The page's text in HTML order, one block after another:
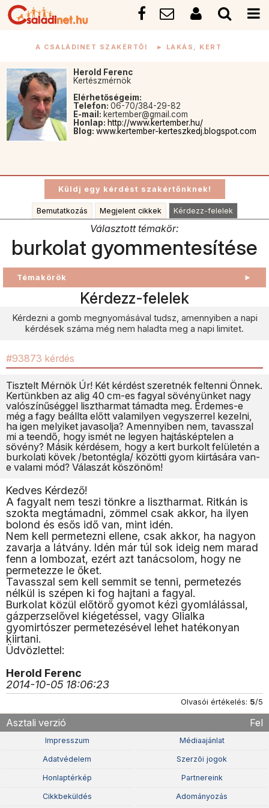
A CSALÁDINET SZAKÉRTŐI ► LAKÁS, KERT
Herold Ferenc
Kertészmérnök
Elérhetőségeim:
Telefon: 06-70/384-29-82
E-mail: kertember@gmail.com
Honlap: http://www.kertember.hu/
Blog: www.kertember-kerteszkedj.blogspot.com
Bemutatkozás Megjelent cikkek Kérdezz-felelek
Választott témakör:
burkolat gyommentesítése
Témakörök ►
Kérdezz-felelek
Kérdezni a gomb megnyomásával tudsz, amennyiben a napi
kérdések száma még nem haladta meg a napi limitet.
#93873 kérdés
Tisztelt Mérnök Úr! Két kérdést szeretnék feltenni Önnek.
Kertünkben az alig 40 cm-es fagyal sövényünket nagy
valószínűséggel lisztharmat támadta meg. Érdemes-e
még a fagy beállta előtt valamilyen vegyszerrel kezelni,
ha igen melyiket javasolja? Amennyiben nem, tavasszal
mi a teendő, hogy ismét ne legyen hajtásképtelen a
sövény? Másik kérdésem, hogy a kert burkolt felületén a
burkolati kövek /betontégla/ közötti gyom kiirtására van-
e valami mód? Válaszát köszönöm!
Kedves Kérdező!
A fagyalt nem teszi tönkre a lisztharmat. Ritkán is
szokta megtámadni, zömmel csak akkor, ha ilyen
bolond és esős idő van, mint idén.
Nem kell permetezni ellene, csak akkor, ha nagyon
zavarja a látvány. Idén már túl sok ideig nem marad
fenn a lombozat, ezért azt tanácsolom, hogy ne
permetezze le őket.
Tavasszal sem kell semmit se tenni, permetezés
nélkül is szépen ki fog hajtani a fagyal.
Burkolat közül előtörő gyomot kézi gyomlálással,
gázperzselővel kiégetéssel, vagy Glialka
gyomirtószer permetezésével lehet hatékonyan
kiirtani.
Üdvözlettel:
Herold Ferenc
2014-10-05 18:06:23
Olvasói értékelés: 5/5
Asztali verzió Fel
Impresszum Médiaajánlat
Adatvédelem Szerzõi jogok
Honlaptérkép Partnereink
Cikkbeküldés Adományozás